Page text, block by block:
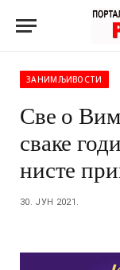
ЗАНИМЉИВОСТИ
Све о
сваке
нисте
30. ЈУН 2021.